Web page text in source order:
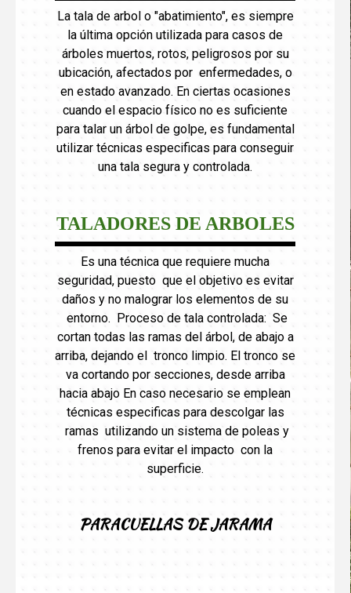
La tala de arbol o "abatimiento", es siempre
la última opción utilizada para casos de
árboles muertos, rotos, peligrosos por su
ubicación, afectados por enfermedades, o
en estado avanzado. En ciertas ocasiones
cuando el espacio físico no es suficiente
para talar un árbol de golpe, es fundamental
utilizar técnicas especificas para conseguir
una tala segura y controlada.
TALADORES DE ARBOLES
Es una técnica que requiere mucha
seguridad, puesto que el objetivo es evitar
daños y no malograr los elementos de su
entorno. Proceso de tala controlada: Se
cortan todas las ramas del árbol, de abajo a
arriba, dejando el tronco limpio. El tronco se
va cortando por secciones, desde arriba
hacia abajo En caso necesario se emplean
técnicas especificas para descolgar las
ramas utilizando un sistema de poleas y
frenos para evitar el impacto con la
superficie.
PARACUELLAS DE JARAMA